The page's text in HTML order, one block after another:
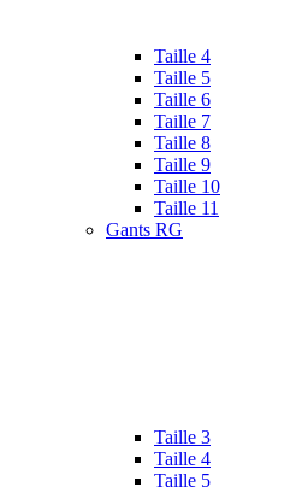
Taille 4
Taille 5
Taille 6
Taille 7
Taille 8
Taille 9
Taille 10
Taille 11
Gants RG
Taille 3
Taille 4
Taille 5